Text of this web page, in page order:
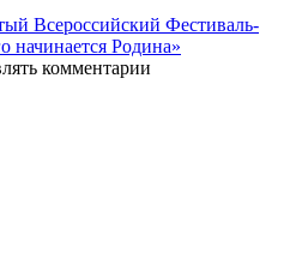
Всероссийский Фестиваль-
начинается Родина»
комментарии